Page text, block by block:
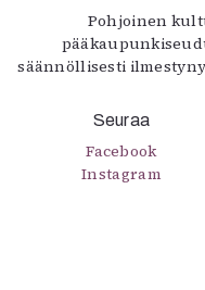
Pohjoinen
säännöllisesti
Seuraa
Facebook
Instagram